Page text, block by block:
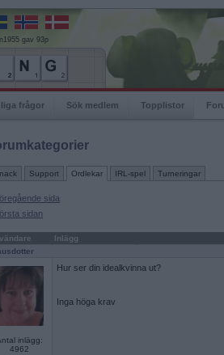
gav 93p
frågor Sök medlem Topplistor
Support Ordlekar IRL-spel Turneringar
sida
sidan
Inlägg
inlägg:
4962
Hur ser din idealkvinna ut?
Inga höga krav